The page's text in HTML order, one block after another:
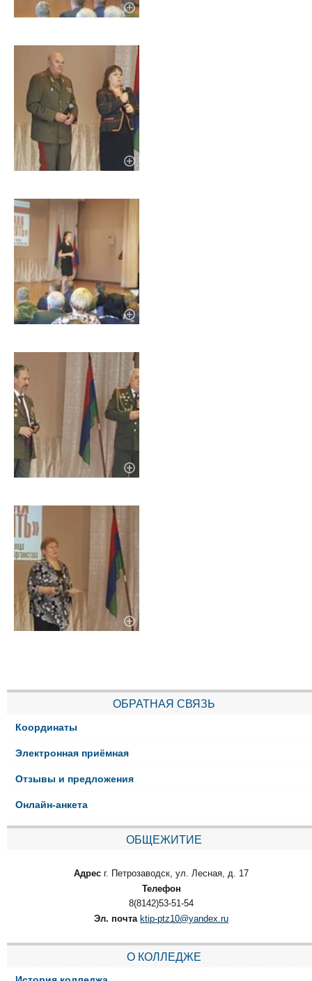
ОБРАТНАЯ СВЯЗЬ
Координаты
Электронная приёмная
Отзывы и предложения
Онлайн-анкета
ОБЩЕЖИТИЕ
Адрес г. Петрозаводск, ул. Лесная, д. 17
Телефон
8(8142)53-51-54
Эл. почта ktip-ptz10@yandex.ru
О КОЛЛЕДЖЕ